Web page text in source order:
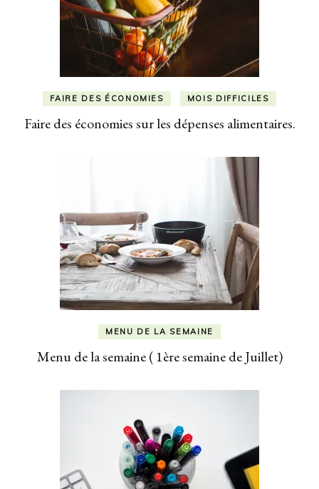
FAIRE DES ÉCONOMIES MOIS DIFFICILES
Faire des économies sur les dépenses alimentaires.
MENU DE LA SEMAINE
Menu de la semaine ( 1ère semaine de Juillet)